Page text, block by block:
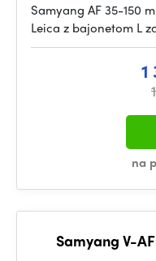
Samyang AF 35-150
Leica z bajonetom L
1
na
Samyang V-